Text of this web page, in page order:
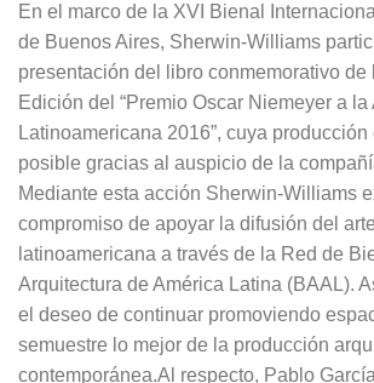
En el marco de la XVI Bienal
de Buenos Aires, Sherwin-Williams
presentación del libro conmemorativo de
Edición del “Premio Oscar Niemeyer a la
Latinoamericana 2016”, cuya
posible gracias al auspicio de la
Mediante esta acción Sherwin-Williams
compromiso de apoyar la difusión del
latinoamericana a través de la Red de
Arquitectura de América Latina (BAAL).
el deseo de continuar promoviendo
semuestre lo mejor de la producción
contemporánea.Al respecto, Pablo